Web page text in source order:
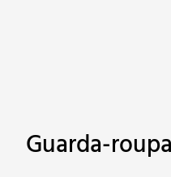
Guarda-